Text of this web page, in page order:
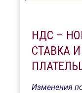
НДС –
СТАВКА
Изменения